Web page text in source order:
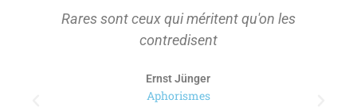
Rares sont ceux qui méritent qu'on les
contredisent
Ernst Jünger
Aphorismes